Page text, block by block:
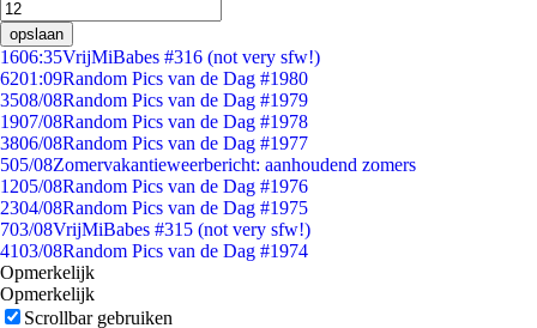
opslaan
1606:35VrijMiBabes #316 (not very sfw!)
6201:09Random Pics van de Dag #1980
3508/08Random Pics van de Dag #1979
1907/08Random Pics van de Dag #1978
3806/08Random Pics van de Dag #1977
505/08Zomervakantieweerbericht: aanhoudend zomers
1205/08Random Pics van de Dag #1976
2304/08Random Pics van de Dag #1975
703/08VrijMiBabes #315 (not very sfw!)
4103/08Random Pics van de Dag #1974
Opmerkelijk
Opmerkelijk
Scrollbar gebruiken